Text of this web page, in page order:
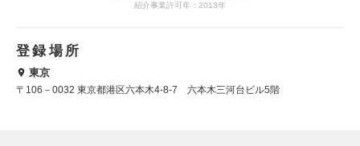
紹介事業許可年：2013年
登録場所
東京
〒106－0032 東京都港区六本木4-8-7 六本木三河台ビル5階